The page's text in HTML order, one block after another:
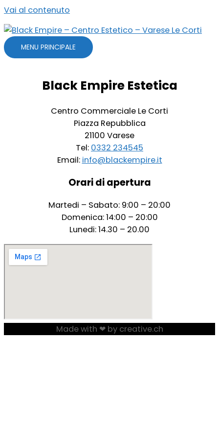
Vai al contenuto
MENU PRINCIPALE
Black Empire Estetica
Centro Commerciale Le Corti
Piazza Repubblica
21100 Varese
Tel: 0332 234545
Email: info@blackempire.it
Orari di apertura
Martedi – Sabato: 9:00 – 20:00
Domenica: 14:00 – 20:00
Lunedi: 14.30 – 20.00
Made with ❤ by creative.ch